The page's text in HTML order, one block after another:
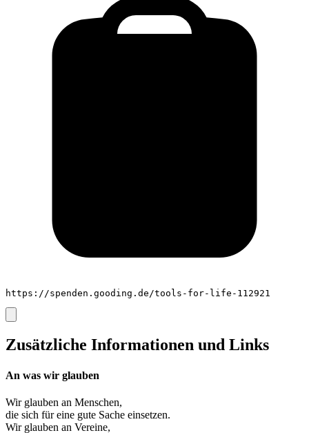
https://spenden.gooding.de/tools-for-life-112921
Zusätzliche Informationen und Links
An was wir glauben
Wir glauben an Menschen,
die sich für eine gute Sache einsetzen.
Wir glauben an Vereine,